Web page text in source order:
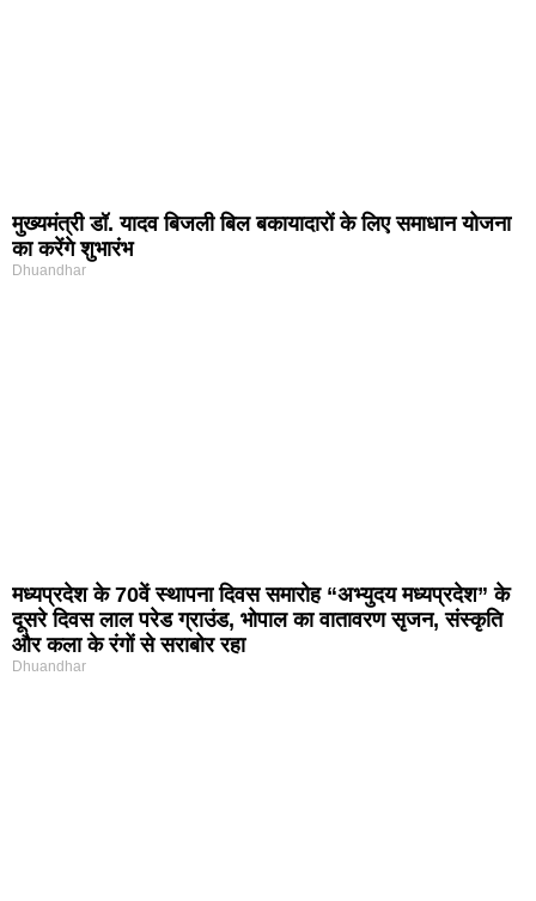
मुख्यमंत्री डॉ. यादव बिजली बिल बकायादारों के लिए समाधान योजना
का करेंगे शुभारंभ
Dhuandhar
मध्यप्रदेश के 70वें स्थापना दिवस समारोह “अभ्युदय मध्यप्रदेश” के
दूसरे दिवस लाल परेड ग्राउंड, भोपाल का वातावरण सृजन, संस्कृति
और कला के रंगों से सराबोर रहा
Dhuandhar